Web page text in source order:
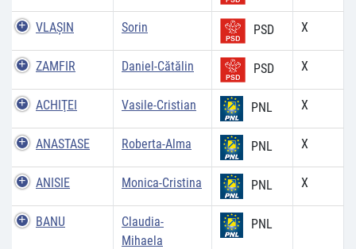
VLAŞIN Sorin PSD X
ZAMFIR Daniel-Cătălin PSD X
ACHIŢEI Vasile-Cristian PNL X
ANASTASE Roberta-Alma PNL X
ANISIE Monica-Cristina PNL X
BANU
Claudia-
Mihaela
PNL